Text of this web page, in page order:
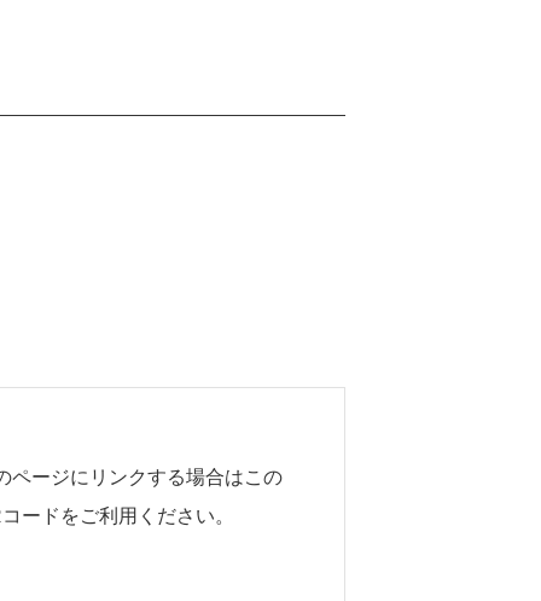
ページにリンクする場合はこの
ードをご利用ください。